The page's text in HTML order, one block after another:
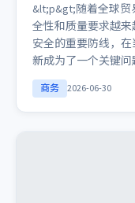
&lt;p&gt;随着全球贸
全性和质量要求越
安全的重要防线，
新成为了一个关键
商务 2026-06-30